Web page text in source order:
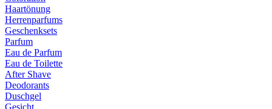
Haartönung
Herrenparfums
Geschenksets
Parfum
Eau de Parfum
Eau de Toilette
After Shave
Deodorants
Duschgel
Gesicht